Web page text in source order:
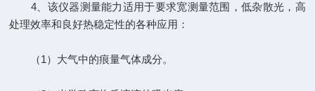
4、该仪器测量能力适用于要求宽测量范围，低杂散光，高
处理效率和良好热稳定性的各种应用：
（1）大气中的痕量气体成分。